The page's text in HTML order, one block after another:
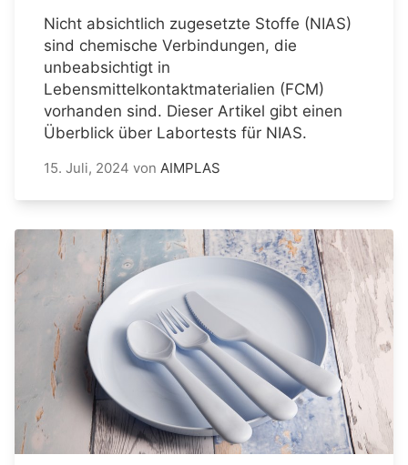
Nicht absichtlich zugesetzte Stoffe (NIAS)
sind chemische Verbindungen, die
unbeabsichtigt in
Lebensmittelkontaktmaterialien (FCM)
vorhanden sind. Dieser Artikel gibt einen
Überblick über Labortests für NIAS.
15. Juli, 2024 von AIMPLAS